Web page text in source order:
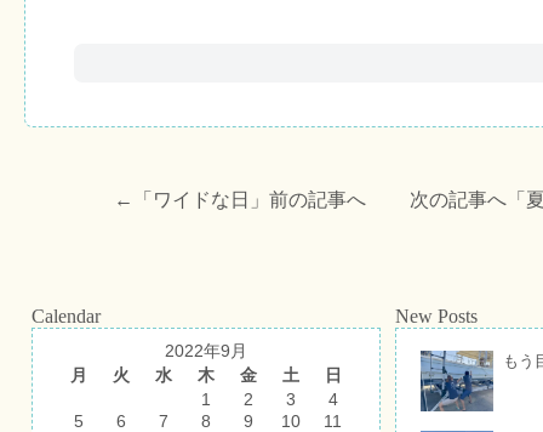
←「 ワイドな日 」前の記事へ 次の記事へ「
Calendar
2022年9月
月
火 水 木 金 土
日
1
2 3
4
5
6 7 8 9 10 11
New Posts
もう